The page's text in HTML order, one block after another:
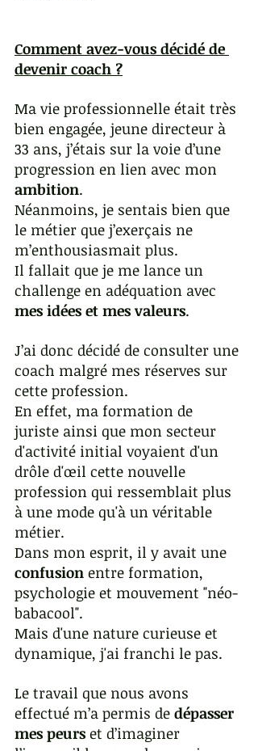
Comment avez-vous décidé de
devenir coach ?
Ma vie professionnelle était très
bien engagée, jeune directeur à
33 ans, j’étais sur la voie d’une
progression en lien avec mon
ambition.
Néanmoins, je sentais bien que
le métier que j’exerçais ne
m’enthousiasmait plus.
Il fallait que je me lance un
challenge en adéquation avec
mes idées et mes valeurs.
J’ai donc décidé de consulter une
coach malgré mes réserves sur
cette profession.
En effet, ma formation de
juriste ainsi que mon secteur
d'activité initial voyaient d'un
drôle d'œil cette nouvelle
profession qui ressemblait plus
à une mode qu'à un véritable
métier.
Dans mon esprit, il y avait une
confusion entre formation,
psychologie et mouvement "néo-
babacool".
Mais d'une nature curieuse et
dynamique, j'ai franchi le pas.
Le travail que nous avons
effectué m’a permis de dépasser
mes peurs et d’imaginer